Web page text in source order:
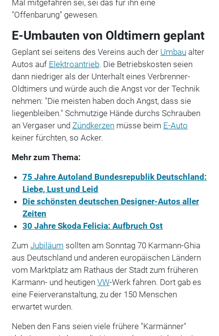
Mal mitgefahren sei, sei das für ihn eine
"Offenbarung" gewesen.
E-Umbauten von Oldtimern geplant
Geplant sei seitens des Vereins auch der Umbau alter
Autos auf Elektroantrieb. Die Betriebskosten seien
dann niedriger als der Unterhalt eines Verbrenner-
Oldtimers und würde auch die Angst vor der Technik
nehmen: "Die meisten haben doch Angst, dass sie
liegenbleiben." Schmutzige Hände durchs Schrauben
an Vergaser und Zündkerzen müsse beim E-Auto
keiner fürchten, so Acker.
Mehr zum Thema:
75 Jahre Autoland Bundesrepublik Deutschland:
Liebe, Lust und Leid
Die schönsten deutschen Designer-Autos aller
Zeiten
30 Jahre Skoda Felicia: Aufbruch Ost
Zum Jubiläum sollten am Sonntag 70 Karmann-Ghia
aus Deutschland und anderen europäischen Ländern
vom Marktplatz am Rathaus der Stadt zum früheren
Karmann- und heutigen VW-Werk fahren. Dort gab es
eine Feierveranstaltung, zu der 150 Menschen
erwartet wurden.
Neben den Fans seien viele frühere "Karmänner"